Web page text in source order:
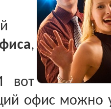
,
вот
офис можно